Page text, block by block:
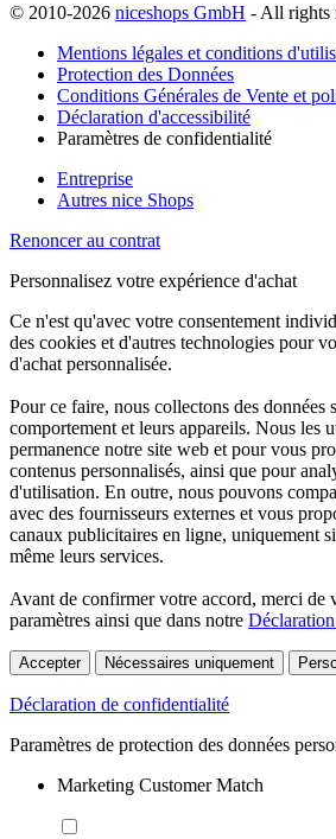
© 2010-2026 niceshops GmbH - All rights
Mentions légales et conditions
Protection des Données
Conditions Générales de Vente et
Déclaration d'accessibilité
Paramètres de confidentialité
Entreprise
Autres nice Shops
Renoncer au contrat
Personnalisez votre expérience d'achat
Ce n'est qu'avec votre consentement
des cookies et d'autres technologies pour
d'achat personnalisée.
Pour ce faire, nous collectons des données
comportement et leurs appareils. Nous les
permanence notre site web et pour vous
contenus personnalisés, ainsi que pour
d'utilisation. En outre, nous pouvons
avec des fournisseurs externes et vous
canaux publicitaires en ligne, uniquement
même leurs services.
Avant de confirmer votre accord, merci de
paramètres ainsi que dans notre
Accepter Nécessaires uniquement
Déclaration de confidentialité
Paramètres de protection des données
Marketing Customer Match